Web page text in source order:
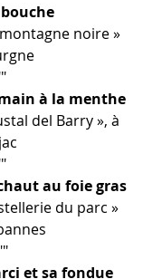
noire »
à la menthe
del Barry », à
au foie gras
du parc »
et sa fondue